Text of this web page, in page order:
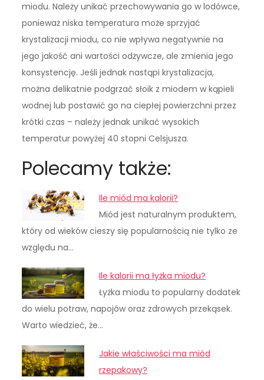
miodu. Należy unikać przechowywania go w lodówce,
ponieważ niska temperatura może sprzyjać
krystalizacji miodu, co nie wpływa negatywnie na
jego jakość ani wartości odżywcze, ale zmienia jego
konsystencję. Jeśli jednak nastąpi krystalizacja,
można delikatnie podgrzać słoik z miodem w kąpieli
wodnej lub postawić go na ciepłej powierzchni przez
krótki czas – należy jednak unikać wysokich
temperatur powyżej 40 stopni Celsjusza.
Polecamy także:
Ile miód ma kalorii?
Miód jest naturalnym produktem,
który od wieków cieszy się popularnością nie tylko ze
względu na…
Ile kalorii ma łyżka miodu?
Łyżka miodu to popularny dodatek
do wielu potraw, napojów oraz zdrowych przekąsek.
Warto wiedzieć, że…
Jakie właściwości ma miód
rzepakowy?